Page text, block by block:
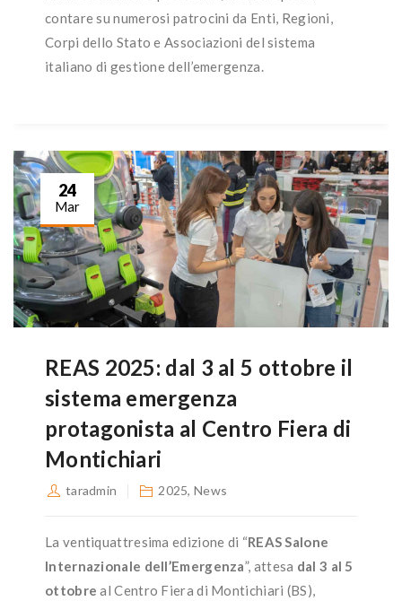
contare su numerosi patrocini da Enti, Regioni,
Corpi dello Stato e Associazioni del sistema
italiano di gestione dell’emergenza.
24
Mar
REAS 2025: dal 3 al 5 ottobre il
sistema emergenza
protagonista al Centro Fiera di
Montichiari
taradmin 2025,News
La ventiquattresima edizione di “REAS Salone
Internazionale dell’Emergenza”, attesa dal 3 al 5
ottobre al Centro Fiera di Montichiari (BS),